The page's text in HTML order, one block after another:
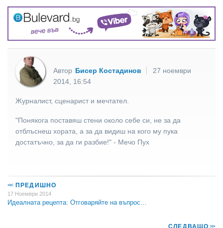
Автор Бисер Костадинов
27 ноември
2014, 16:54
Журналист, сценарист и мечтател.
"Понякога поставяш стени около себе си, не за да
отблъснеш хората, а за да видиш на кого му пука
достатъчно, за да ги разбие!" - Мечо Пух
<<ПРЕДИШНО
17 Ноември 2014
Идеалната рецепта: Oтговаряйте на въпрос…
СЛЕДВАЩО>>